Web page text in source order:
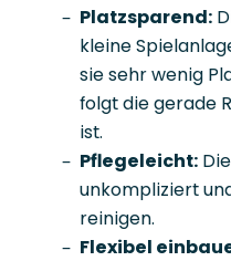
Platzsparend:
kleine
sie sehr wenig
folgt die gerade
ist.
Pflegeleicht:
unkompliziert
reinigen.
Flexibel